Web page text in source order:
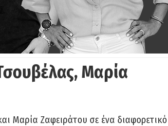
Μαρία
Μαρία Ζαφειράτου σε ένα διαφορετικό